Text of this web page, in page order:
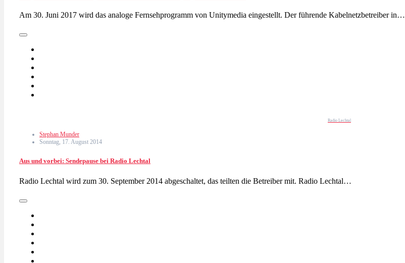
Am 30. Juni 2017 wird das analoge Fernsehprogramm von Unitymedia eingestellt. Der führende Kabelnetzbetreiber in…
Radio Lechtal
Stephan Munder
Sonntag, 17. August 2014
Aus und vorbei: Sendepause bei Radio Lechtal
Radio Lechtal wird zum 30. September 2014 abgeschaltet, das teilten die Betreiber mit. Radio Lechtal…